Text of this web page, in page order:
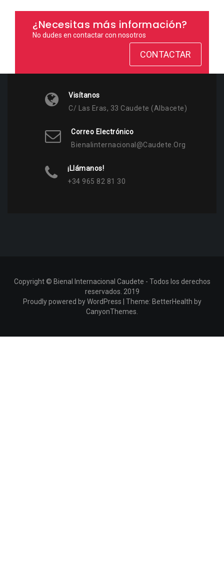
¿Necesitas más información?
No dudes en contactar con nosotros
CONTACTAR
Visítanos
C/ Las Eras, 33 Caudete (Albacete)
Correo Electrónico
Bienalinternacional@caudete.org
¡Llámanos!
+34 965 82 81 30
Copyright © Bienal Internacional Caudete - Todos los derechos
reservados. 2019
Proudly powered by WordPress
Theme: BetterHealth by
CanyonThemes.